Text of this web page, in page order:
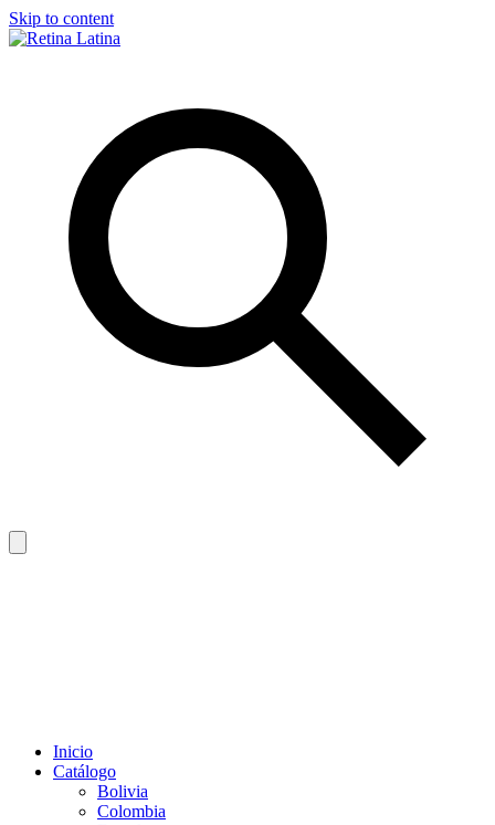
Skip to content
Inicio
Catálogo
Bolivia
Colombia